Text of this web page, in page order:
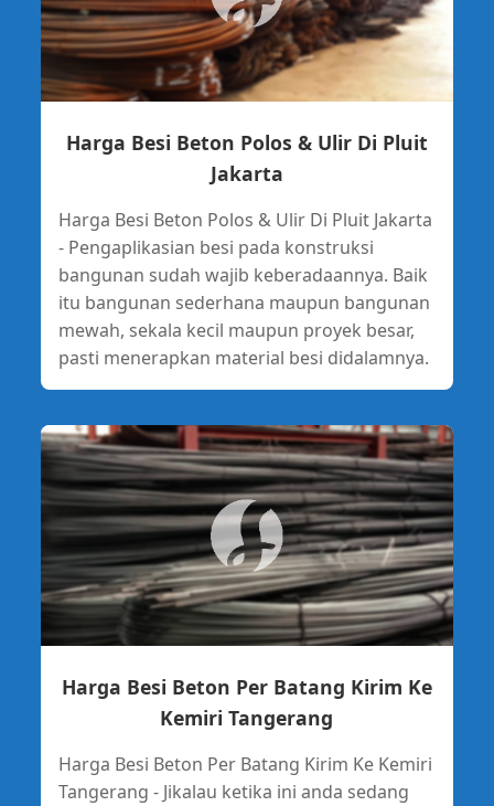
Harga Besi Beton Polos & Ulir Di Pluit
Jakarta
Harga Besi Beton Polos & Ulir Di Pluit Jakarta
- Pengaplikasian besi pada konstruksi
bangunan sudah wajib keberadaannya. Baik
itu bangunan sederhana maupun bangunan
mewah, sekala kecil maupun proyek besar,
pasti menerapkan material besi didalamnya.
Harga Besi Beton Per Batang Kirim Ke
Kemiri Tangerang
Harga Besi Beton Per Batang Kirim Ke Kemiri
Tangerang - Jikalau ketika ini anda sedang